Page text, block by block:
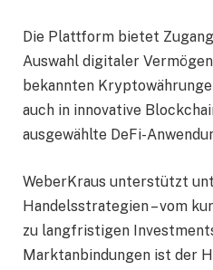
Die Plattform bietet
Auswahl digitaler
bekannten
auch in innovative
ausgewählte DeFi-
WeberKraus unterstützt
Handelsstrategien – vom
zu langfristigen
Marktanbindungen ist der